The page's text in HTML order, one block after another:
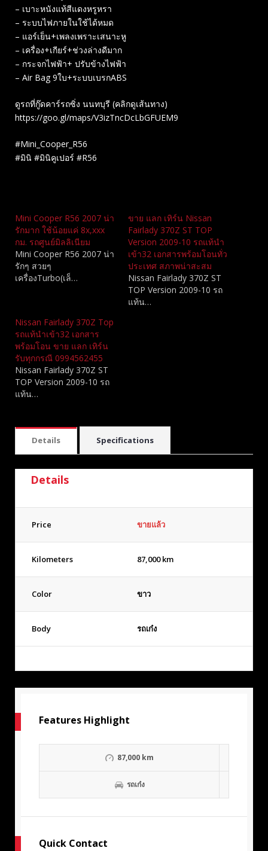
– เบาะหนังแท้สีแดงหรูหรา
– ระบบไฟภายในใช้ได้หมด
– แอร์เย็น+เพลงเพราะเสนาะหู
– เครื่อง+เกียร์+ช่วงล่างดีมาก
– กระจกไฟฟ้า+ ปรับข้างไฟฟ้า
– Air Bag 9ใบ+ระบบเบรก​ABS
ดูรถที่กู๊ดคาร์รถซิ่ง นนทบุรี (คลิกดูเส้นทาง)
https://goo.gl/maps/V3izTncDcLbGFUEM9
#Mini_Cooper_R56
#มินิ #มินิคูเปอร์ #R56
Mini Cooper R56 2007 น่า
รักมาก ใช้น้อยแค่ 8x,xxx
กม. รถศูนย์มิลลิเนียม
Mini Cooper R56 2007 น่า
รักๆ สวยๆ
เครื่องTurbo(เล็…
ขาย แลก เทิร์น Nissan
Fairlady 370Z ST TOP
Version 2009-10 รถแท้นำ
เข้า32 เอกสารพร้อมโอนทั่ว
ประเทศ สภาพน่าสะสม
Nissan Fairlady 370Z ST
TOP Version 2009-10 รถ
แท้น…
Nissan Fairlady 370Z Top
รถแท้นำเข้า32 เอกสาร
พร้อมโอน ขาย แลก เทิร์น
รับทุกกรณี 0994562455
Nissan Fairlady 370Z ST
TOP Version 2009-10 รถ
แท้น…
Details Specifications
Details
Price ขายแล้ว
Kilometers 87,000 km
Color ขาว
Body รถเก๋ง
Features Highlight
87,000 km
รถเก๋ง
Quick Contact